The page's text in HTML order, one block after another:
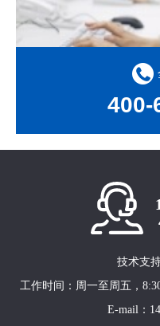
400-
技术支
工作时间：周一至周五，
E-mail：